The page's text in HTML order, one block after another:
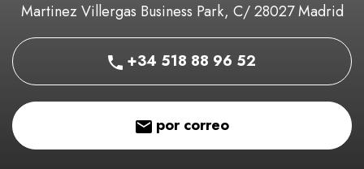
Martinez Villergas Business Park, C/ 28027 Madrid
+34 518 88 96 52
por correo